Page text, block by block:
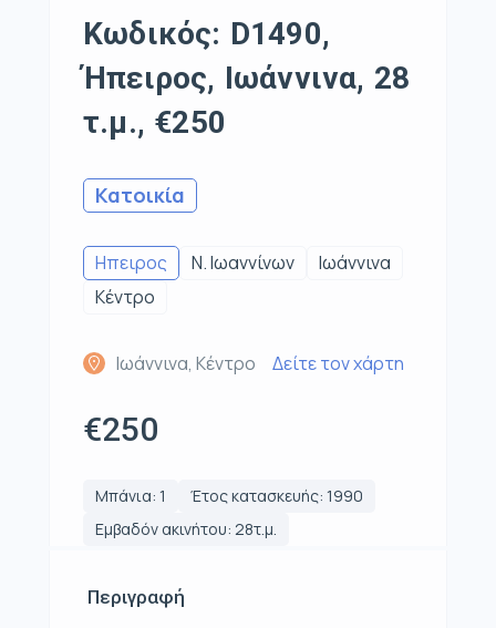
Κωδικός: D1490,
Ήπειρος, Ιωάννινα, 28
τ.μ., €250
Κατοικία
Ηπειρος Ν. Ιωαννίνων
Ιωάννινα
Κέντρο
Ιωάννινα, Κέντρο Δείτε τον χάρτη
€250
Μπάνια: 1
Έτος κατασκευής: 1990
Εμβαδόν ακινήτου: 28τ.μ.
Περιγραφή